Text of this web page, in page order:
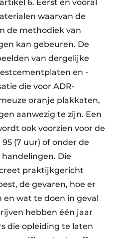
6. Eerst en vooral
waarvan de
de methodiek van
kan gebeuren. De
van dergelijke
en -
die voor ADR-
oranje plakkaten,
aanwezig te zijn. Een
ook voorzien voor de
(7 uur) of onder de
Die
praktijkgericht
de gevaren, hoe er
en wat te doen in geval
hebben één jaar
die opleiding te laten